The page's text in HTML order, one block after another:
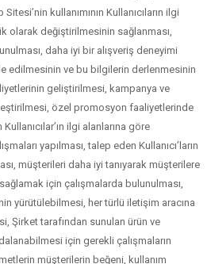
kullanımının Kullanıcıların ilgi
olarak değiştirilmesinin sağlanması,
daha iyi bir alışveriş deneyimi
edilmesinin ve bu bilgilerin derlenmesinin
geliştirilmesi, kampanya ve
özel promosyon faaliyetlerinde
ilgi alanlarına göre
yapılması, talep eden Kullanıcı’ların
müşterileri daha iyi tanıyarak müşterilere
için çalışmalarda bulunulması,
yürütülebilmesi, her türlü iletişim aracına
Şirket tarafından sunulan ürün ve
için gerekli çalışmaların
müşterilerin beğeni, kullanım